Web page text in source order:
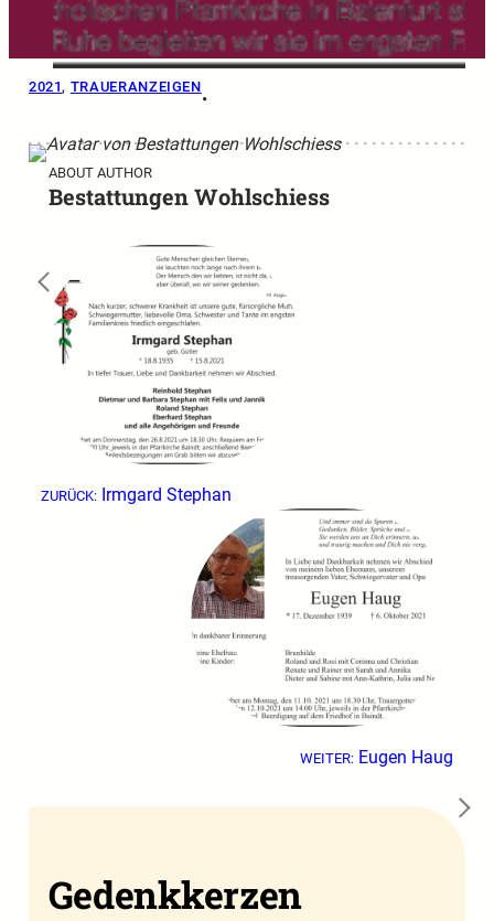
2021 , TRAUERANZEIGEN
•
ABOUT AUTHOR
Bestattungen Wohlschiess
←
ZURÜCK: Irmgard Stephan
WEITER: Eugen Haug
→
Gedenkkerzen